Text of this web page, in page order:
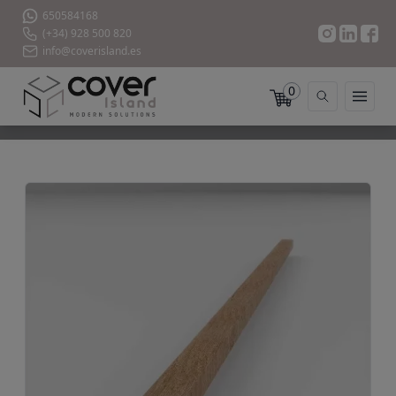
650584168
(+34) 928 500 820
info@coverisland.es
0